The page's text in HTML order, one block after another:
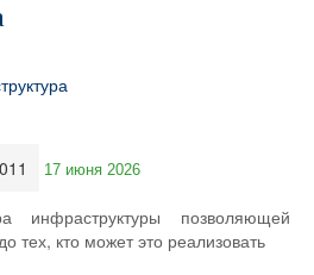
17 июня 2026
инфраструктуры позволяющей
тех, кто может это реализовать